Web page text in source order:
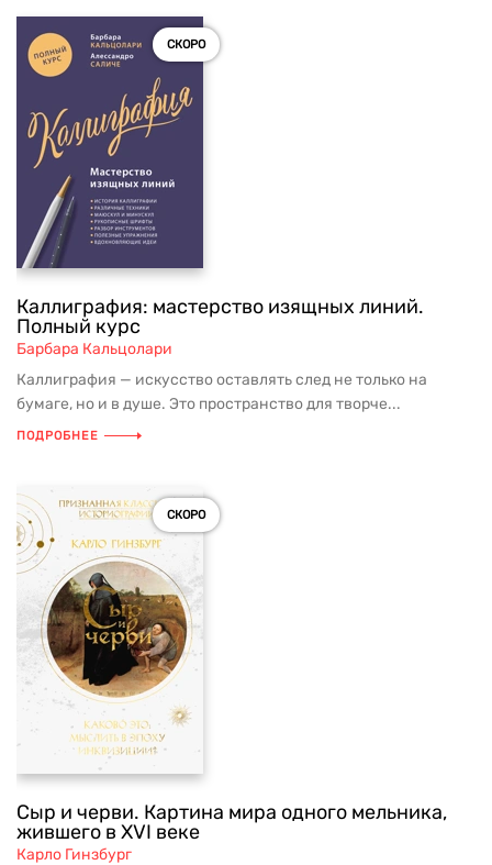
СКОРО
Каллиграфия: мастерство изящных линий.
Полный курс
Барбара Кальцолари
Каллиграфия — искусство оставлять след не только на
бумаге, но и в душе. Это пространство для творче...
ПОДРОБНЕЕ
СКОРО
Сыр и черви. Картина мира одного мельника,
жившего в XVI веке
Карло Гинзбург